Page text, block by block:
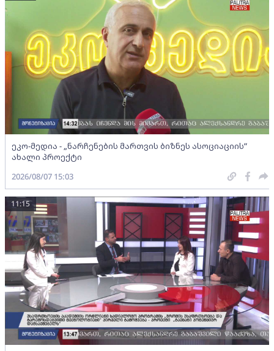
ეკო-მედია - „ნარჩენების მართვის ბიზნეს ასოციაციის”
ახალი პროექტი
2026/08/07 15:03
11:15